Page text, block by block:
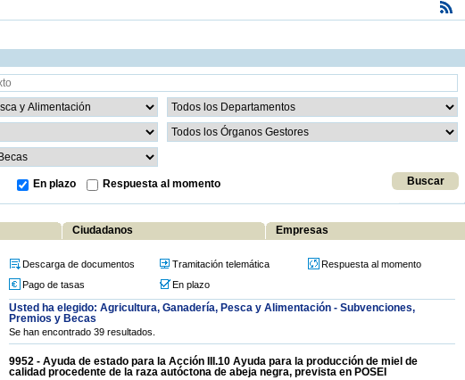
En plazo Respuesta al momento
Ciudadanos Empresas
Descarga de documentos Tramitación telemática
Respuesta al momento
Pago de tasas
En plazo
Usted ha elegido: Agricultura, Ganadería, Pesca y Alimentación - Subvenciones,
Premios y Becas
Se han encontrado 39 resultados.
9952 - Ayuda de estado para la Acción III.10 Ayuda para la producción de miel de
calidad procedente de la raza autóctona de abeja negra, prevista en POSEI